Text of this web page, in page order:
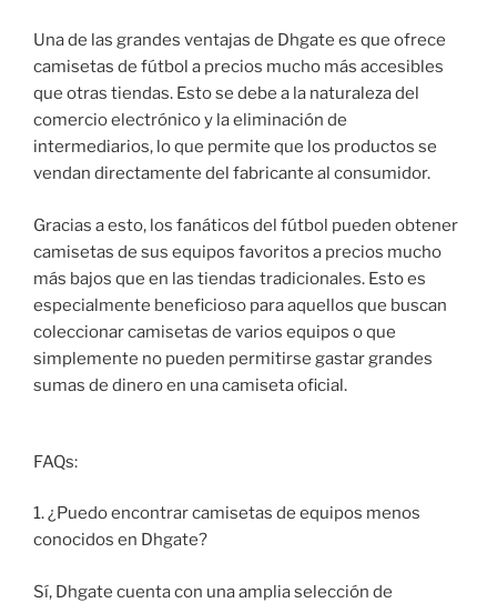
Una de las grandes ventajas de Dhgate es que ofrece
camisetas de fútbol a precios mucho más accesibles
que otras tiendas. Esto se debe a la naturaleza del
comercio electrónico y la eliminación de
intermediarios, lo que permite que los productos se
vendan directamente del fabricante al consumidor.
Gracias a esto, los fanáticos del fútbol pueden obtener
camisetas de sus equipos favoritos a precios mucho
más bajos que en las tiendas tradicionales. Esto es
especialmente beneficioso para aquellos que buscan
coleccionar camisetas de varios equipos o que
simplemente no pueden permitirse gastar grandes
sumas de dinero en una camiseta oficial.
FAQs:
1. ¿Puedo encontrar camisetas de equipos menos
conocidos en Dhgate?
Sí, Dhgate cuenta con una amplia selección de